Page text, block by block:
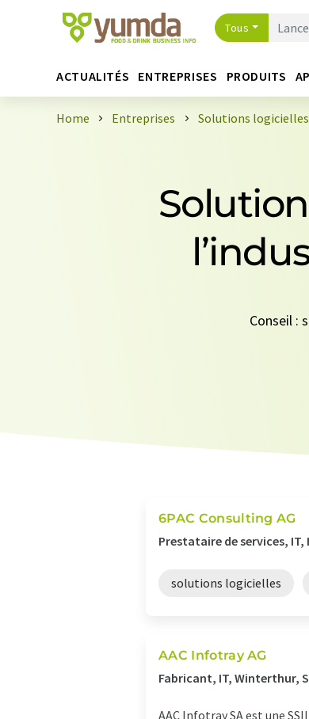
Tous
ACTUALITÉS ENTREPRISES PRODUITS
Home Entreprises Solutions
Conseil :
6PAC Consulting AG
Prestataire de services,
solutions logicielles
AAC Infotray AG
Fabricant, IT, Winterthur,
AAC Infotray SA est une